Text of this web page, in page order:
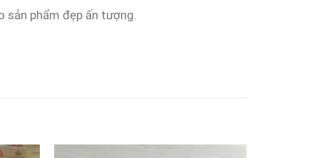
sản phẩm đẹp ấn tượng.